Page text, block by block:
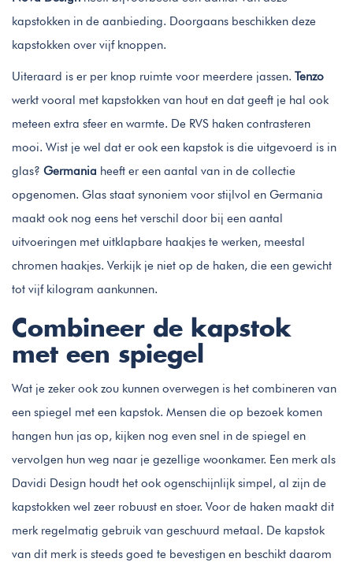
kapstokken in de aanbieding. Doorgaans beschikken deze
kapstokken over vijf knoppen.
Uiteraard is er per knop ruimte voor meerdere jassen. Tenzo
werkt vooral met kapstokken van hout en dat geeft je hal ook
meteen extra sfeer en warmte. De RVS haken contrasteren
mooi. Wist je wel dat er ook een kapstok is die uitgevoerd is in
glas? Germania heeft er een aantal van in de collectie
opgenomen. Glas staat synoniem voor stijlvol en Germania
maakt ook nog eens het verschil door bij een aantal
uitvoeringen met uitklapbare haakjes te werken, meestal
chromen haakjes. Verkijk je niet op de haken, die een gewicht
tot vijf kilogram aankunnen.
Combineer de kapstok
met een spiegel
Wat je zeker ook zou kunnen overwegen is het combineren van
een spiegel met een kapstok. Mensen die op bezoek komen
hangen hun jas op, kijken nog even snel in de spiegel en
vervolgen hun weg naar je gezellige woonkamer. Een merk als
Davidi Design houdt het ook ogenschijnlijk simpel, al zijn de
kapstokken wel zeer robuust en stoer. Voor de haken maakt dit
merk regelmatig gebruik van geschuurd metaal. De kapstok
van dit merk is steeds goed te bevestigen en beschikt daarom